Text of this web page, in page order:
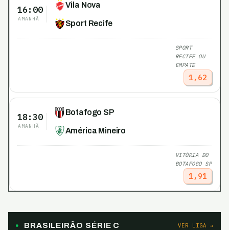
16:00
AMANHÃ
Vila Nova
Sport Recife
SPORT
RECIFE OU
EMPATE
1,62
18:30
AMANHÃ
Botafogo SP
América Mineiro
VITÓRIA DO
BOTAFOGO SP
1,91
BRASILEIRÃO SÉRIE C VER LIGA →